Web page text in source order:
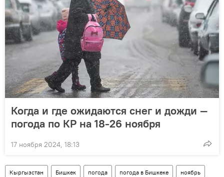
Когда и где ожидаются снег и дожди —
погода по КР на 18-26 ноября
17 ноября 2024, 18:13
Кыргызстан Бишкек погода погода в Бишкеке ноябрь